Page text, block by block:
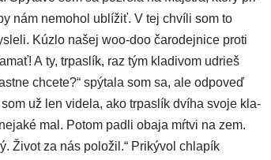
nám nemo­hol ublí­žiť. V tej chví­li som to
Kúzlo našej woo-doo čaro­dej­ni­ce pro­ti
A ty, trpas­lík, raz tým kla­di­vom udrieš
chce­te?“ spý­ta­la som sa, ale odpo­veď
už len vide­la, ako trpas­lík dví­ha svo­je kla­
mal. Potom pad­li oba­ja mŕt­vi na zem.
Život za nás polo­žil.“ Prikývol chla­pík